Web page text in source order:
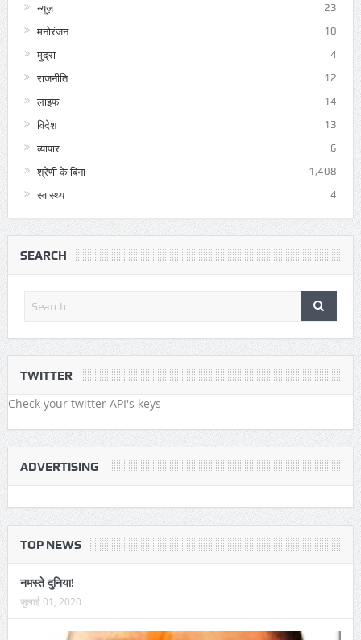
न्यूज़ 23
मनोरंजन 10
मुद्रा 4
राजनीति 12
लाइफ 14
विदेश 13
व्यापार 6
श्रेणी के बिना 1,408
स्वास्थ्य 4
SEARCH
TWITTER
Check your twitter API's keys
ADVERTISING
TOP NEWS
नमस्ते दुनिया!
जुलाई 01, 2020